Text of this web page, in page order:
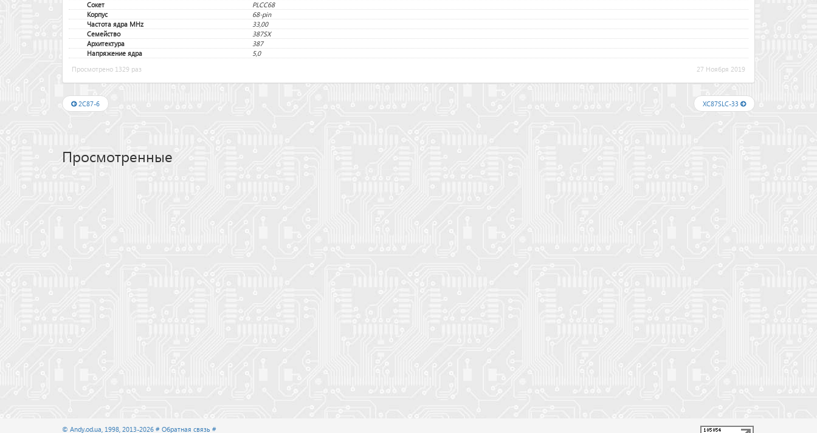
Сокет
PLCC68
Корпус
68-pin
Частота ядра MHz
33,00
Семейство
387SX
Архитектура
387
Напряжение ядра
5,0
Просмотрено 1329 раз
27 Ноября 2019
2C87-6 XC87SLC-33
Просмотренные
© Andy.od.ua, 1998, 2013-2026 # Обратная связь #